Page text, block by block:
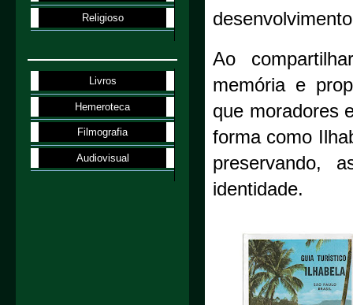
Ao
memória e
que moradores
forma como
preservando,
identidade.
Religioso
Livros
Hemeroteca
Filmografia
Audiovisual